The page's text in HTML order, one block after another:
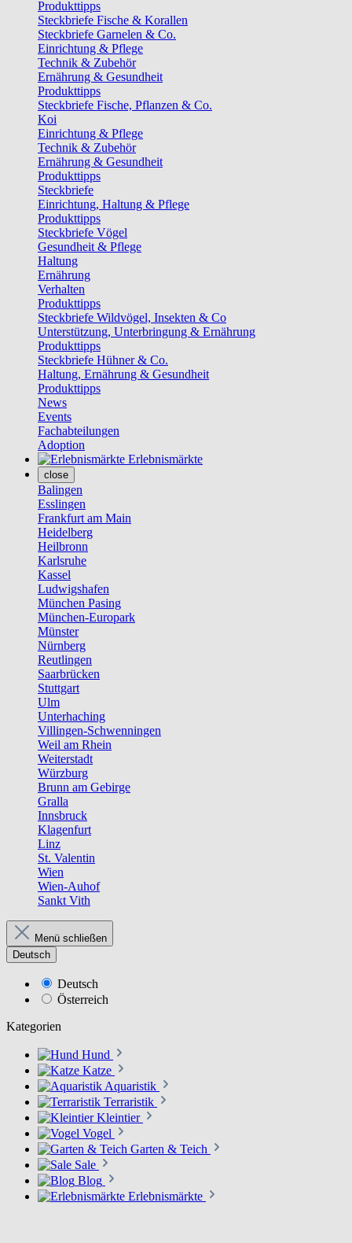
Produkttipps
Steckbriefe Fische & Korallen
Steckbriefe Garnelen & Co.
Einrichtung & Pflege
Technik & Zubehör
Ernährung & Gesundheit
Produkttipps
Steckbriefe Fische, Pflanzen & Co.
Koi
Einrichtung & Pflege
Technik & Zubehör
Ernährung & Gesundheit
Produkttipps
Steckbriefe
Einrichtung, Haltung & Pflege
Produkttipps
Steckbriefe Vögel
Gesundheit & Pflege
Haltung
Ernährung
Verhalten
Produkttipps
Steckbriefe Wildvögel, Insekten & Co
Unterstützung, Unterbringung & Ernährung
Produkttipps
Steckbriefe Hühner & Co.
Haltung, Ernährung & Gesundheit
Produkttipps
News
Events
Fachabteilungen
Adoption
Erlebnismärkte
close
Balingen
Esslingen
Frankfurt am Main
Heidelberg
Heilbronn
Karlsruhe
Kassel
Ludwigshafen
München Pasing
München-Europark
Münster
Nürnberg
Reutlingen
Saarbrücken
Stuttgart
Ulm
Unterhaching
Villingen-Schwenningen
Weil am Rhein
Weiterstadt
Würzburg
Brunn am Gebirge
Gralla
Innsbruck
Klagenfurt
Linz
St. Valentin
Wien
Wien-Auhof
Sankt Vith
Menü schließen
Deutsch
Deutsch
Österreich
Kategorien
Hund
Katze
Aquaristik
Terraristik
Kleintier
Vogel
Garten & Teich
Sale
Blog
Erlebnismärkte